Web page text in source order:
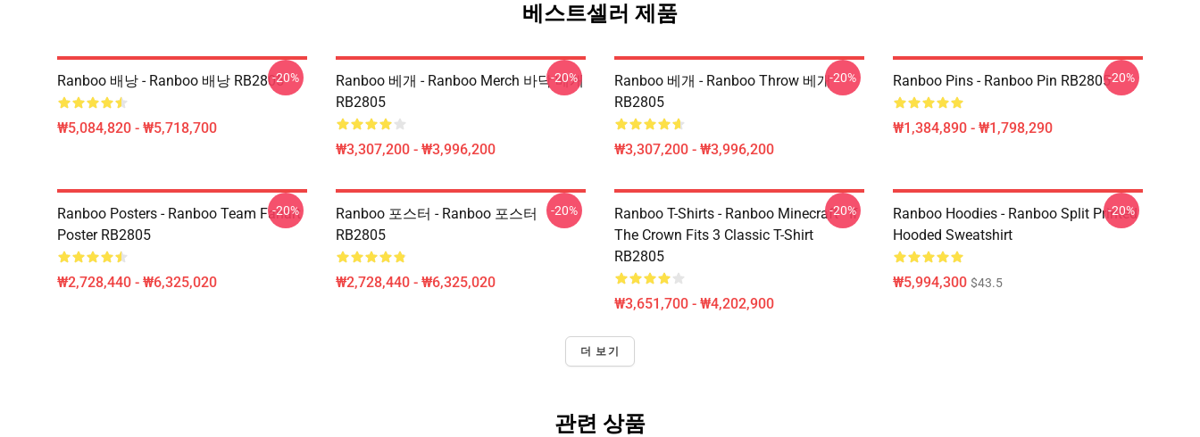
베스트셀러 제품
Ranboo 배낭 - Ranboo 배낭 RB2805
₩5,084,820 - ₩5,718,700
-20%
Ranboo 베개 - Ranboo Merch 바닥 베개
RB2805
₩3,307,200 - ₩3,996,200
-20%
Ranboo 베개 - Ranboo Throw 베개
RB2805
₩3,307,200 - ₩3,996,200
-20% Ranboo Pins - Ranboo Pin RB2805
₩1,384,890 - ₩1,798,290
-20%
Ranboo Posters - Ranboo Team Fanart
Poster RB2805
₩2,728,440 - ₩6,325,020
-20%
Ranboo 포스터 - Ranboo 포스터
RB2805
₩2,728,440 - ₩6,325,020
-20%
Ranboo T-Shirts - Ranboo Minecraft - If
The Crown Fits 3 Classic T-Shirt
RB2805
₩3,651,700 - ₩4,202,900
-20%
Ranboo Hoodies - Ranboo Split Printed
Hooded Sweatshirt
₩5,994,300 $43.5
-20%
더 보기
관련 상품